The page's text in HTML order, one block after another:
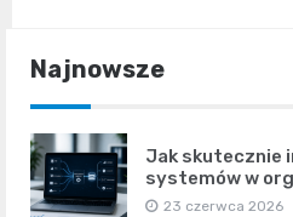
Najnowsze
Jak skutecznie
systemów w
23 czerwca 2026